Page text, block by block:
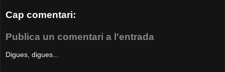
Cap comentari:
Publica un comentari a l'entrada
Digues, digues...